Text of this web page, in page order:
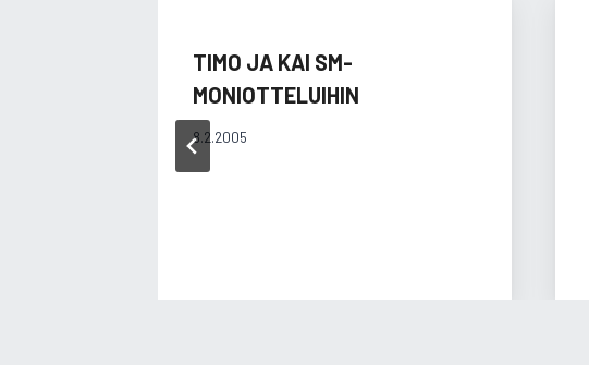
TIMO JA KAI SM-
MONIOTTELUIHIN
8.2.2005